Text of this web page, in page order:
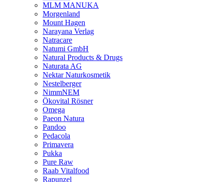
MLM MANUKA
Morgenland
Mount Hagen
Narayana Verlag
Natracare
Natumi GmbH
Natural Products & Drugs
Naturata AG
Nektar Naturkosmetik
Nestelberger
NimmNEM
Ökovital Rösner
Omega
Paeon Natura
Pandoo
Pedacola
Primavera
Pukka
Pure Raw
Raab Vitalfood
Rapunzel